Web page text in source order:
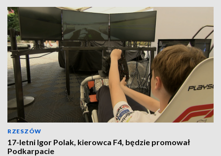
RZESZÓW
17-letni Igor Polak, kierowca F4, będzie promował
Podkarpacie